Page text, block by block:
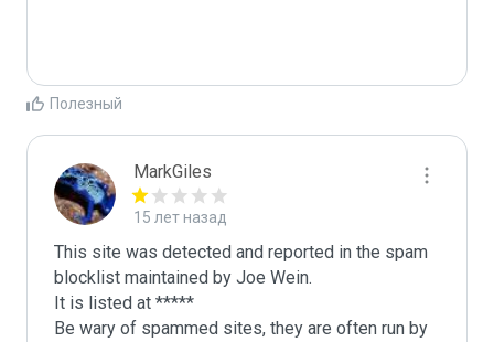
Полезный
MarkGiles
15 лет назад
This site was detected and reported in the spam
blocklist maintained by Joe Wein.
It is listed at *****
Be wary of spammed sites, they are often run by